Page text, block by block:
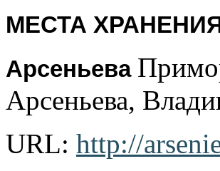
МЕСТА
Арсеньева
Арсеньева,
URL: http://